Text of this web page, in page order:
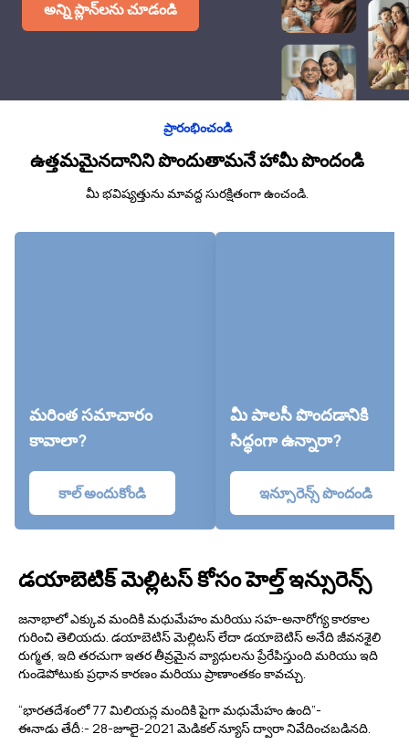
అన్ని ప్లాన్‌లను చూడండి
ప్రారంభించండి
ఉత్తమమైనదానిని పొందుతామనే హామీ పొందండి
మీ భవిష్యత్తును మావద్ద సురక్షితంగా ఉంచండి.
మరింత సమాచారం
కావాలా?
కాల్ అందుకోండి
మీ పాలసీ పొందడానికి
సిద్ధంగా ఉన్నారా?
ఇన్సూరెన్స్ పొందండి
డయాబెటిక్ మెల్లిటస్ కోసం హెల్త్ ఇన్సురెన్స్
జనాభాలో ఎక్కువ మందికి మధుమేహం మరియు సహ-అనారోగ్య కారకాల
గురించి తెలియదు. డయాబెటిస్ మెల్లిటస్ లేదా డయాబెటిస్ అనేది జీవనశైలి
రుగ్మత, ఇది తరచుగా ఇతర తీవ్రమైన వ్యాధులను ప్రేరేపిస్తుంది మరియు ఇది
గుండెపోటుకు ప్రధాన కారణం మరియు ప్రాణాంతకం కావచ్చు.
“భారతదేశంలో 77 మిలియన్ల మందికి పైగా మధుమేహం ఉంది”-
ఈనాడు తేదీ:- 28-జూలై-2021 మెడికల్ న్యూస్ ద్వారా నివేదించబడినది.